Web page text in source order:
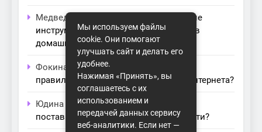
Медведева Амалия
Основные
инструменты для создания серверов в
домашних условиях
Фокина Невак записи
правильный модем для домашнего интернета?
Юдина Ивонак записиПроблемы с
поставщиками интернета: как их обойти?
Мы используем файлы
cookie. Они помогают
улучшать сайт и делать его
удобнее.
Нажимая «Принять», вы
соглашаетесь с их
использованием и
передачей данных сервису
веб-аналитики. Если нет —